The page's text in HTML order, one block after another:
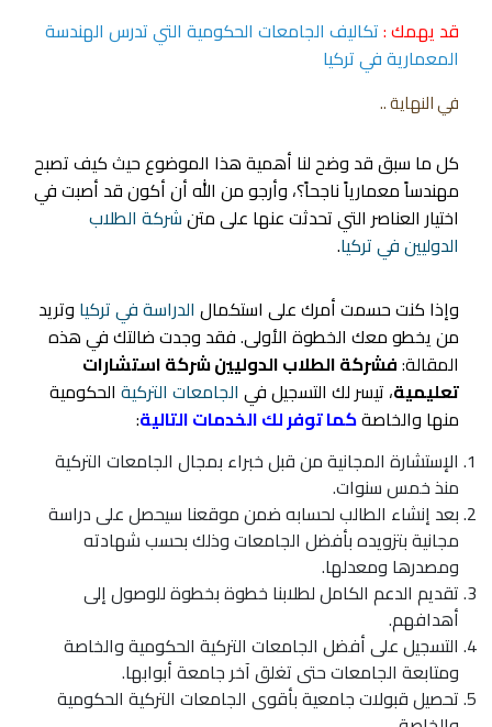
قد يهمك :تكاليف الجامعات الحكومية التي تدرس الهندسة
المعمارية في تركيا
في النهاية ..
كل ما سبق قد وضح لنا أهمية هذا الموضوع حيث كيف تصبح
مهندساً معمارياً ناجحاً؟، وأرجو من الله أن أكون قد أصبت في
اختيار العناصر التي تحدثت عنها على متنشركة الطلاب
الدوليين في تركيا.
وإذا كنت حسمت أمرك على استكمال الدراسة في تركيا وتريد
من يخطو معك الخطوة الأولى. فقد وجدت ضالتك في هذه
المقالة:فشركة الطلاب الدوليين شركة استشارات
تعليمية، تيسر لك التسجيل في الجامعات التركية الحكومية
منها والخاصةكما توفر لك الخدمات التالية:
الإستشارة المجانية من قبل خبراء بمجال الجامعات التركية
منذ خمس سنوات.
بعد إنشاء الطالب لحسابه ضمن موقعنا سيحصل على دراسة
مجانية بتزويده بأفضل الجامعات وذلك بحسب شهادته
ومصدرها ومعدلها.
تقديم الدعم الكامل لطلابنا خطوة بخطوة للوصول إلى
أهدافهم.
التسجيل على أفضل الجامعات التركية الحكومية والخاصة
ومتابعة الجامعات حتى تغلق آخر جامعة أبوابها.
تحصيل قبولات جامعية بأقوى الجامعات التركية الحكومية